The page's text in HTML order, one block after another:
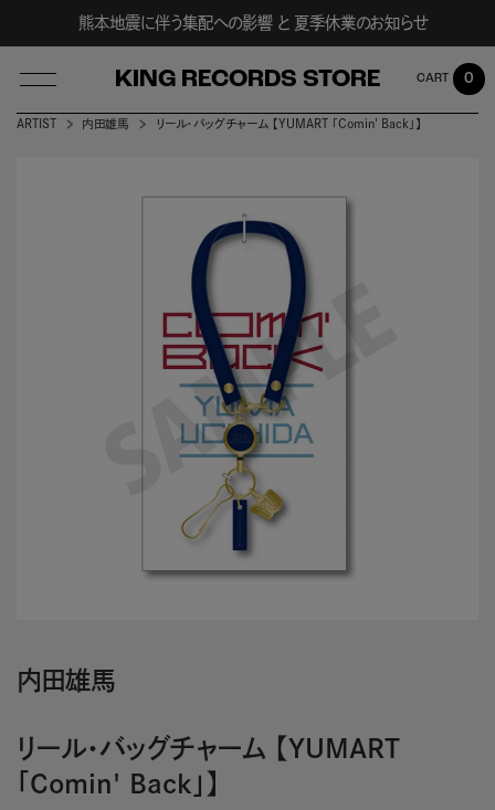
熊本地震に伴う集配への影響 と 夏季休業のお知らせ
KING RECORDS STORE 0
ARTIST 内田雄馬 リール・バッグチャーム 【YUMART 「Comin' Back」】
内田雄馬
リール・バッグチャーム 【YUMART
「Comin' Back」】